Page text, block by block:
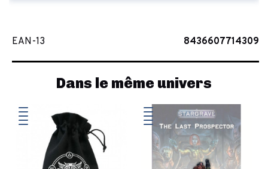
EAN-13 8436607714309
Dans le même univers